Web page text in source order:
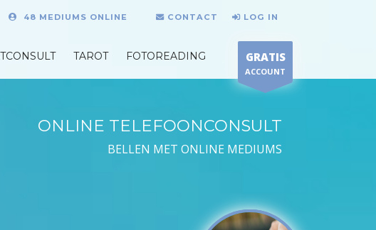
48 MEDIUMS ONLINE CONTACT LOG IN
TAROT FOTOREADING GRATIS
ACCOUNT
ONLINE TELEFOONCONSULT
BELLEN MET ONLINE MEDIUMS